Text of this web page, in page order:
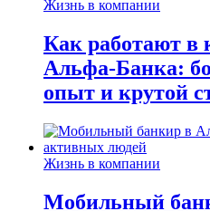
Жизнь в компании
Как работают в
Альфа-Банка:
опыт и крутой
Жизнь в компании
Мобильный